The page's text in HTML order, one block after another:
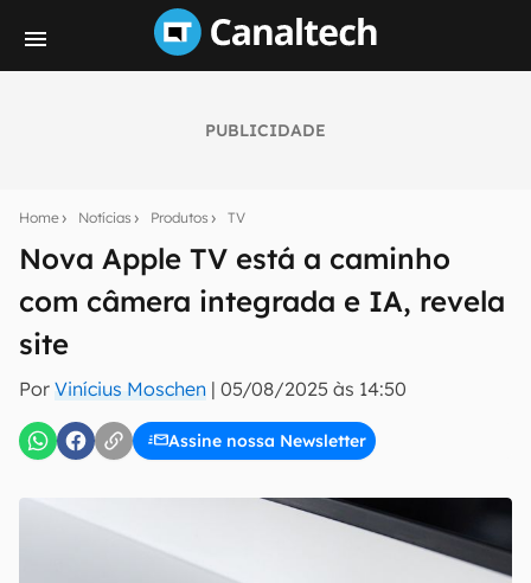
PUBLICIDADE
Home Notícias Produtos TV
Nova Apple TV está a caminho
com câmera integrada e IA, revela
site
Por Vinícius Moschen | 05/08/2025 às 14:50
Assine nossa Newsletter
notícias e reviews sobre tecnologia em primeira
E-mail
inscreva-se
Uso e Política de Privacidade do Canaltech.